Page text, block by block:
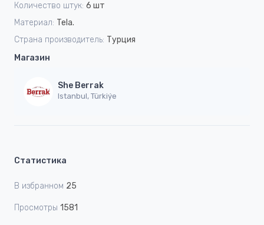
Количество штук: 6 шт
Материал: Tela.
Страна производитель: Турция
Магазин
She Berrak
Istanbul, Türkiýe
Статистика
В избранном 25
Просмотры 1581